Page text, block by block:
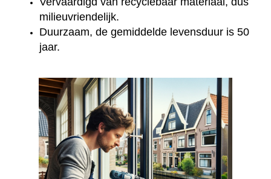
milieuvriendelijk.
Duurzaam, de gemiddelde levensduur is 50
jaar.